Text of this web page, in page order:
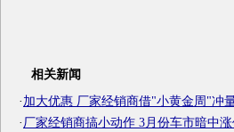
相关新闻
·加大优惠 厂家经销商借"小黄金周"冲
·厂家经销商搞小动作 3月份车市暗中